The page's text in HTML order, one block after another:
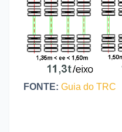
FONTE: Guia do TRC